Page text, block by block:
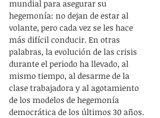
mundial para asegurar su
hegemonía: no dejan de estar al
volante, pero cada vez se les hace
más difícil conducir. En otras
palabras, la evolución de las crisis
durante el periodo ha llevado, al
mismo tiempo, al desarme de la
clase trabajadora y al agotamiento
de los modelos de hegemonía
democrática de los últimos 30 años.